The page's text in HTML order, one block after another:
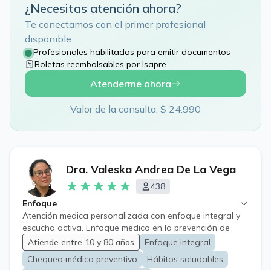
¿Necesitas atención ahora?
Te conectamos con el primer profesional
disponible.
Profesionales habilitados para emitir documentos
Boletas reembolsables por Isapre
Atenderme ahora
Valor de la consulta: $ 24.990
Dra. Valeska Andrea De La Vega
438
Enfoque
Atención medica personalizada con enfoque integral y
escucha activa. Enfoque medico en la prevención de
enfermedades y la promoción de la salud. "Mi prioridad
es escuchar y acompañar a mis pacientes en casa paso
de su tratamiento"
Atiende entre 10 y 80 años
Enfoque integral
Chequeo médico preventivo
Hábitos saludables